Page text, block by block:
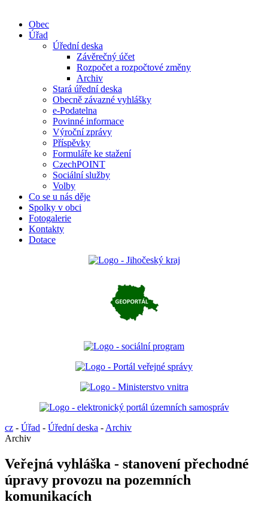
Obec
Úřad
Úřední deska
Závěrečný účet
Rozpočet a rozpočtové změny
Archiv
Stará úřední deska
Obecně závazné vyhlášky
e-Podatelna
Povinné informace
Výroční zprávy
Příspěvky
Formuláře ke stažení
CzechPOINT
Sociální služby
Volby
Co se u nás děje
Spolky v obci
Fotogalerie
Kontakty
Dotace
cz - Úřad - Úřední deska - Archiv
Archiv
Veřejná vyhláška - stanovení přechodné
úpravy provozu na pozemních
komunikacích